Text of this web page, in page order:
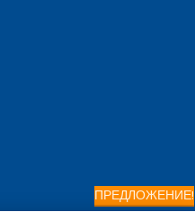
ПРЕДЛОЖЕНИЕ!